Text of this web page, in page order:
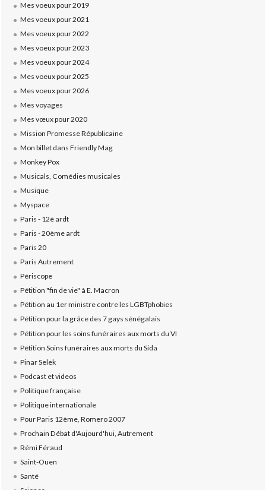
Mes voeux pour 2019
Mes voeux pour 2021
Mes voeux pour 2022
Mes voeux pour 2023
Mes voeux pour 2024
Mes voeux pour 2025
Mes voeux pour 2026
Mes voyages
Mes vœux pour 2020
Mission Promesse Républicaine
Mon billet dans Friendly Mag
Monkey Pox
Musicals, Comédies musicales
Musique
Myspace
Paris - 12è ardt
Paris - 20ème ardt
Paris 20
Paris Autrement
Périscope
Pétition "fin de vie" à E. Macron
Pétition au 1er ministre contre les LGBTphobies
Pétition pour la grâce des 7 gays sénégalais
Pétition pour les soins funéraires aux morts du VI
Pétition Soins funéraires aux morts du Sida
Pinar Selek
Podcast et videos
Politique française
Politique internationale
Pour Paris 12ème, Romero 2007
Prochain Débat d'Aujourd'hui, Autrement
Rémi Féraud
Saint-Ouen
Santé